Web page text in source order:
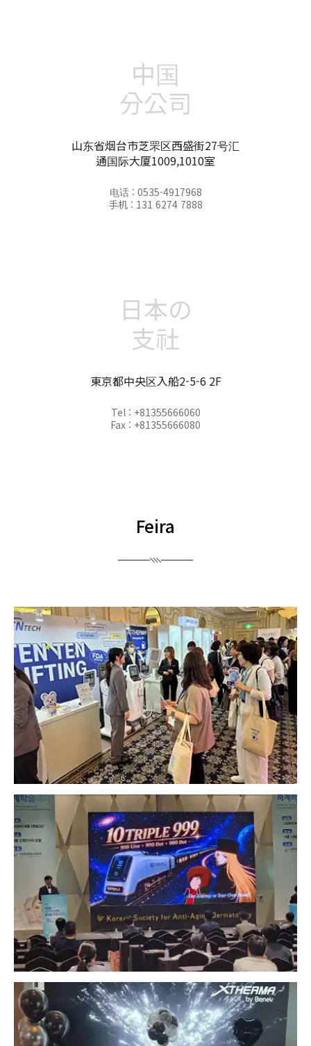
中国
分公司
山东省烟台市芝罘区西盛街27号汇
通国际大厦1009,1010室
电话 : 0535-4917968
手机 : 131 6274 7888
日本の
支社
東京都中央区入船2-5-6 2F
Tel : +81355666060
Fax : +81355666080
Feira